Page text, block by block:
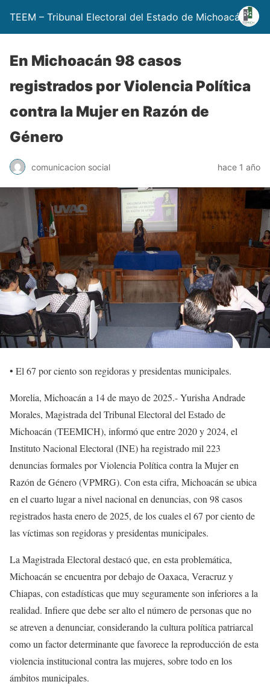
TEEM – Tribunal Electoral del Estado de Michoacán
En Michoacán 98 casos
registrados por Violencia Política
contra la Mujer en Razón de
Género
comunicacion social hace 1 año
• El 67 por ciento son regidoras y presidentas municipales.
Morelia, Michoacán a 14 de mayo de 2025.- Yurisha Andrade
Morales, Magistrada del Tribunal Electoral del Estado de
Michoacán (TEEMICH), informó que entre 2020 y 2024, el
Instituto Nacional Electoral (INE) ha registrado mil 223
denuncias formales por Violencia Política contra la Mujer en
Razón de Género (VPMRG). Con esta cifra, Michoacán se ubica
en el cuarto lugar a nivel nacional en denuncias, con 98 casos
registrados hasta enero de 2025, de los cuales el 67 por ciento de
las víctimas son regidoras y presidentas municipales.
La Magistrada Electoral destacó que, en esta problemática,
Michoacán se encuentra por debajo de Oaxaca, Veracruz y
Chiapas, con estadísticas que muy seguramente son inferiores a la
realidad. Infiere que debe ser alto el número de personas que no
se atreven a denunciar, considerando la cultura política patriarcal
como un factor determinante que favorece la reproducción de esta
violencia institucional contra las mujeres, sobre todo en los
ámbitos municipales.